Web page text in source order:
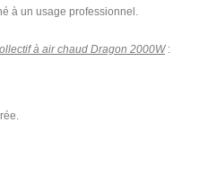
à un usage professionnel.
à air chaud Dragon 2000W: